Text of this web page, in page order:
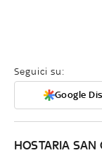
Seguici su:
Google
HOSTARIA SAN